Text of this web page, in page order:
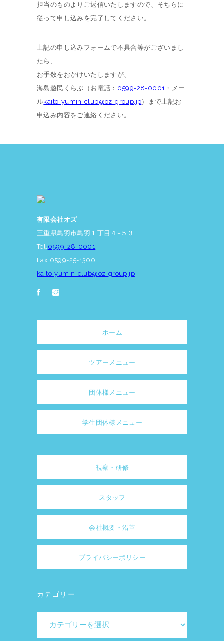
担当のものよりご返信いたしますので、そちらに
従って申し込みを完了してください。
上記の申し込みフォームで不具合等がございまし
たら、
お手数をおかけいたしますが、
海島遊民くらぶ（お電話： 0599-28-0001 ・メー
ルkaito-yumin-club@oz-group.jp）まで上記お
申込み内容をご連絡ください。
有限会社オズ
三重県鳥羽市鳥羽１丁目４−５３
Tel. 0599-28-0001
Fax.0599-25-1300
kaito-yumin-club@oz-group.jp
ホーム
ツアーメニュー
団体様メニュー
学生団体様メニュー
視察・研修
スタッフ
会社概要・沿革
プライバシーポリシー
カテゴリー